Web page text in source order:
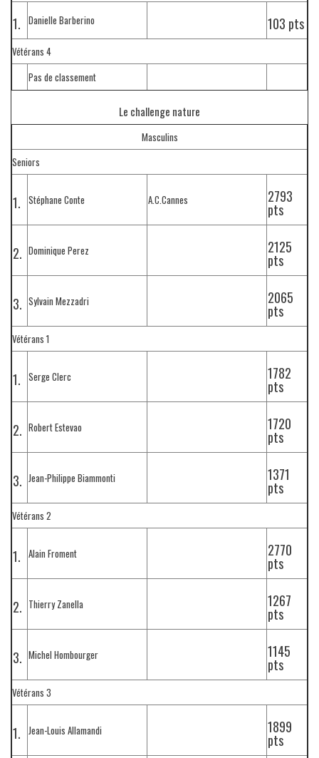
1. Danielle Barberino 103 pts
Vétérans 4
Pas de classement
Le challenge nature
Masculins
Seniors
1. Stéphane Conte A.C.Cannes 2793
pts
2. Dominique Perez 2125
pts
3. Sylvain Mezzadri 2065
pts
Vétérans 1
1. Serge Clerc 1782
pts
2. Robert Estevao 1720
pts
3. Jean-Philippe Biammonti 1371
pts
Vétérans 2
1. Alain Froment 2770
pts
2. Thierry Zanella 1267
pts
3. Michel Hombourger 1145
pts
Vétérans 3
1. Jean-Louis Allamandi 1899
pts